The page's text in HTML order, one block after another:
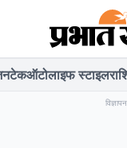
टेकऑटोलाइफ स्टाइल
विज्ञापन